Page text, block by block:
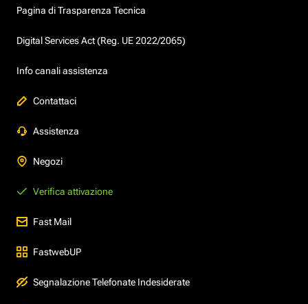
Pagina di Trasparenza Tecnica
Digital Services Act (Reg. UE 2022/2065)
Info canali assistenza
Contattaci
Assistenza
Negozi
Verifica attivazione
Fast Mail
FastwebUP
Segnalazione Telefonate Indesiderate